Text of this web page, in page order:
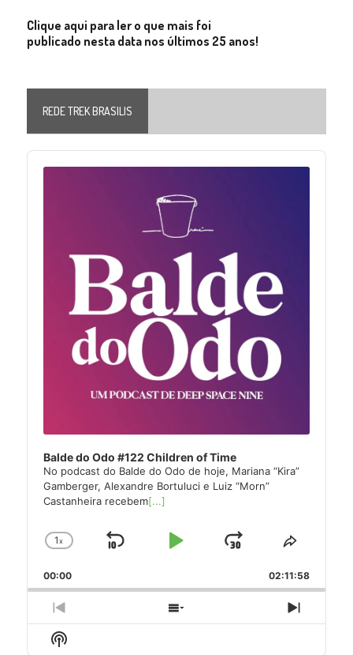
Clique aqui para ler o que mais foi
publicado nesta data nos últimos 25 anos!
REDE TREK BRASILIS
Audio
Player
Balde do Odo #122 Children of Time
No podcast do Balde do Odo de hoje, Mariana “Kira”
Gamberger, Alexandre Bortuluci e Luiz “Morn”
Castanheira recebem[...]
Change
Rate
1x
Skip
Play
Jump
Forward
Share
Episode
00:00 02:11:58
Previous
Episode
Show
Episodes
Next
Episode
Show